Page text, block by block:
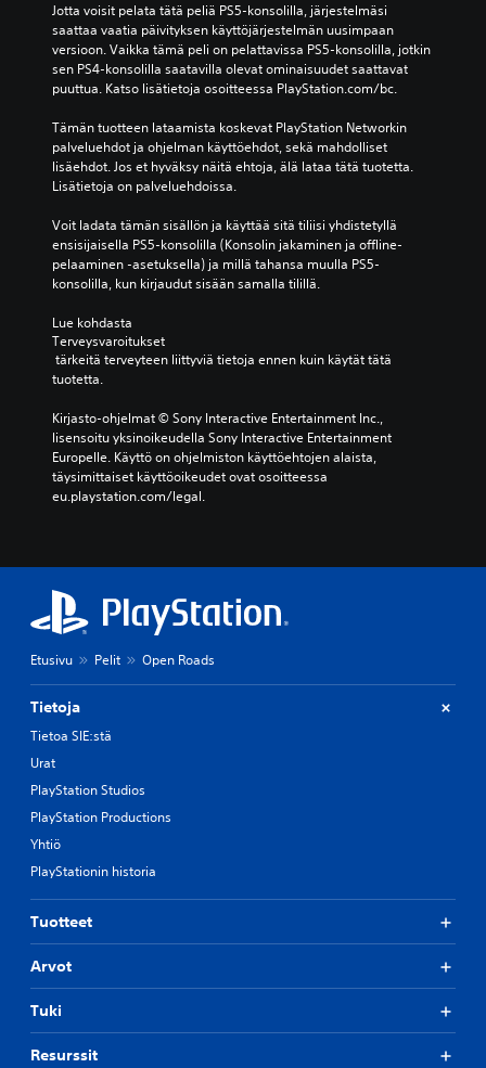
Jotta voisit pelata tätä peliä PS5-konsolilla, järjestelmäsi
saattaa vaatia päivityksen käyttöjärjestelmän uusimpaan
versioon. Vaikka tämä peli on pelattavissa PS5-konsolilla, jotkin
sen PS4-konsolilla saatavilla olevat ominaisuudet saattavat
puuttua. Katso lisätietoja osoitteessa PlayStation.com/bc.
Tämän tuotteen lataamista koskevat PlayStation Networkin
palveluehdot ja ohjelman käyttöehdot, sekä mahdolliset
lisäehdot. Jos et hyväksy näitä ehtoja, älä lataa tätä tuotetta.
Lisätietoja on palveluehdoissa.
Voit ladata tämän sisällön ja käyttää sitä tiliisi yhdistetyllä
ensisijaisella PS5-konsolilla (Konsolin jakaminen ja offline-
pelaaminen -asetuksella) ja millä tahansa muulla PS5-
konsolilla, kun kirjaudut sisään samalla tilillä.
Lue kohdasta
Terveysvaroitukset
tuotetta.
Kirjasto-ohjelmat © Sony Interactive Entertainment Inc.,
lisensoitu yksinoikeudella Sony Interactive Entertainment
Europelle. Käyttö on ohjelmiston käyttöehtojen alaista,
täysimittaiset käyttöoikeudet ovat osoitteessa
eu.playstation.com/legal.
Etusivu Pelit Open Roads
Tietoja
Tietoa SIE:stä
Urat
PlayStation Studios
PlayStation Productions
Yhtiö
PlayStationin historia
Tuotteet
Arvot
Tuki
Resurssit